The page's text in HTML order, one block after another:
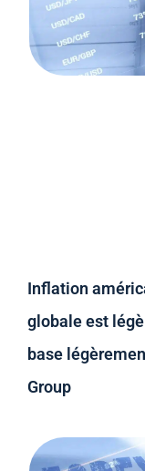
Inflation
globale est
base
Group